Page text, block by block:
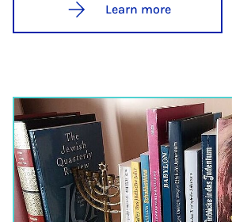
Learn more